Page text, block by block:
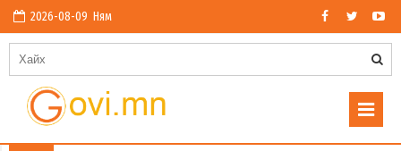
2026-08-09 Ням